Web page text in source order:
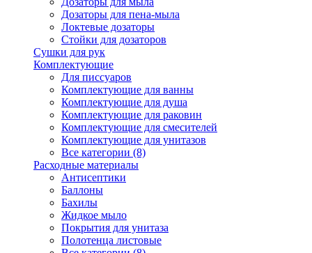
Дозаторы для пена-мыла
Локтевые дозаторы
Стойки для дозаторов
Сушки для рук
Комплектующие
Для писсуаров
Комплектующие для ванны
Комплектующие для душа
Комплектующие для раковин
Комплектующие для смесителей
Комплектующие для унитазов
Все категории (8)
Расходные материалы
Антисептики
Баллоны
Бахилы
Жидкое мыло
Покрытия для унитаза
Полотенца листовые